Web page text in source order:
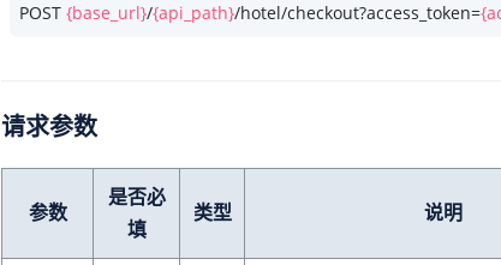
POST {base_url}/{api_path}/hotel/checkout?access_token=
请求参数
参数
是否必
填
类型 说明